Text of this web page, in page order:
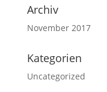
Archiv
November 2017
Kategorien
Uncategorized